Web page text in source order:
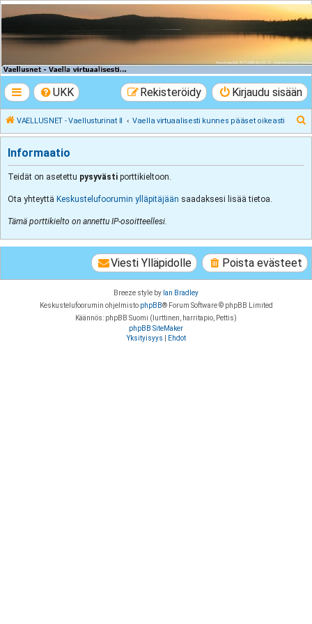
VAELLUSNET -
Vaellusturinat II
UKK Kirjaudu sisään
Rekisteröidy
VAELLUSNET - Vaellusturinat II Vaella virtuaalisesti kunnes pääset oikeasti
t
Informaatio
Teidät on asetettu pysyvästi porttikieltoon.
Ota yhteyttä Keskustelufoorumin ylläpitäjään saadaksesi lisää tietoa.
Tämä porttikielto on annettu IP-osoitteellesi.
Poista evästeet
Viesti Ylläpidolle
Breeze style by Ian Bradley
Keskustelufoorumin ohjelmisto phpBB® Forum Software © phpBB Limited
Käännös: phpBB Suomi (lurttinen, harritapio, Pettis)
phpBB SiteMaker
Yksityisyys
Ehdot